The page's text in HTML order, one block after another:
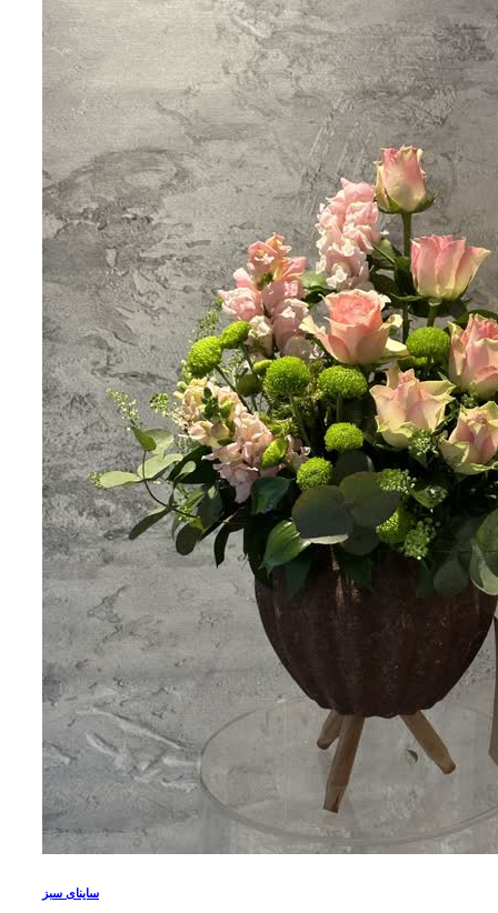
ساينای سبز